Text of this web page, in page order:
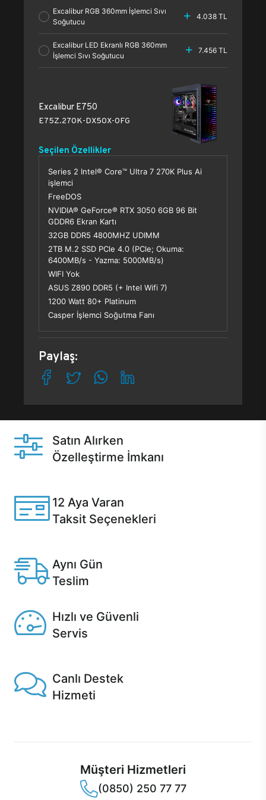
Excalibur RGB 360mm İşlemci Sıvı
Soğutucu
4.038 TL
Excalibur LED Ekranlı RGB 360mm
İşlemci Sıvı Soğutucu
7.456 TL
Excalibur E750
E75Z.270K-DX50X-0FG
Seçilen Özellikler
Series 2 Intel® Core™ Ultra 7 270K Plus Ai
işlemci
FreeDOS
NVIDIA® GeForce® RTX 3050 6GB 96 Bit
GDDR6 Ekran Kartı
32GB DDR5 4800MHZ UDIMM
2TB M.2 SSD PCle 4.0 (PCle; Okuma:
6400MB/s - Yazma: 5000MB/s)
WIFI Yok
ASUS Z890 DDR5 (+ Intel Wifi 7)
1200 Watt 80+ Platinum
Casper İşlemci Soğutma Fanı
Paylaş:
Satın Alırken
Özelleştirme İmkanı
12 Aya Varan
Taksit Seçenekleri
Aynı Gün
Teslim
Hızlı ve Güvenli
Servis
Canlı Destek
Hizmeti
Müşteri Hizmetleri
(0850) 250 77 77